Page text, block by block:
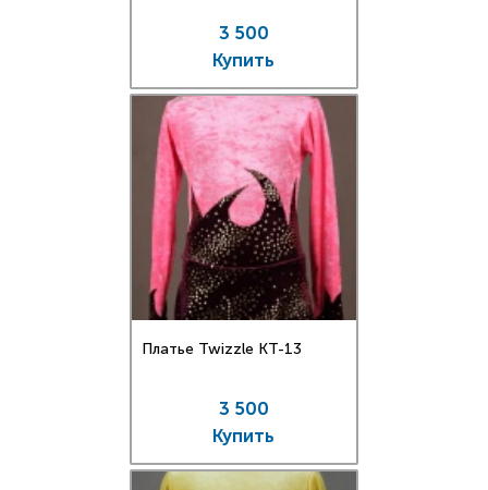
3 500
Купить
Платье Twizzle КT-13
3 500
Купить